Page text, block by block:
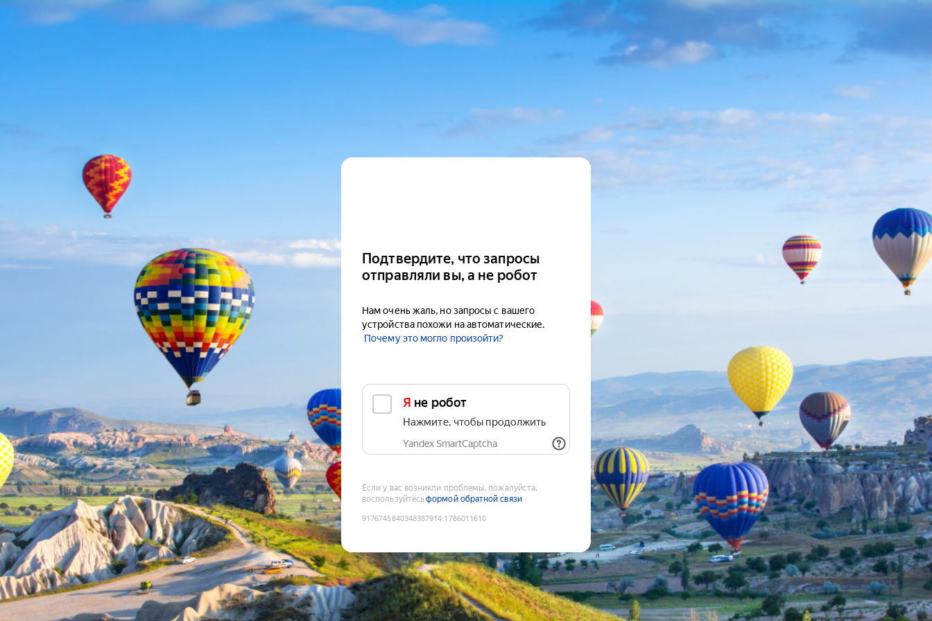
Подтвердите, что запросы
отправляли вы, а не робот
Нам очень жаль, но запросы с вашего
устройства похожи на автоматические.
Почему это могло произойти?
Я не робот
Нажмите, чтобы продолжить
Yandex SmartCaptcha
Если у вас возникли проблемы, пожалуйста,
воспользуйтесьформой обратной связи
9176745840348387914:1786011610